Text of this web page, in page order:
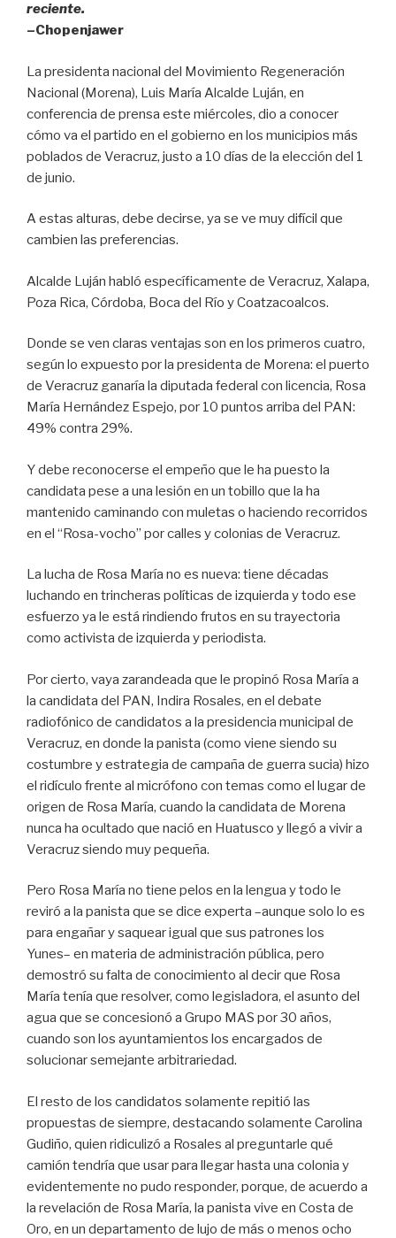
reciente.
–Chopenjawer
La presidenta nacional del Movimiento Regeneración
Nacional (Morena), Luis María Alcalde Luján, en
conferencia de prensa este miércoles, dio a conocer
cómo va el partido en el gobierno en los municipios más
poblados de Veracruz, justo a 10 días de la elección del 1
de junio.
A estas alturas, debe decirse, ya se ve muy difícil que
cambien las preferencias.
Alcalde Luján habló específicamente de Veracruz, Xalapa,
Poza Rica, Córdoba, Boca del Río y Coatzacoalcos.
Donde se ven claras ventajas son en los primeros cuatro,
según lo expuesto por la presidenta de Morena: el puerto
de Veracruz ganaría la diputada federal con licencia, Rosa
María Hernández Espejo, por 10 puntos arriba del PAN:
49% contra 29%.
Y debe reconocerse el empeño que le ha puesto la
candidata pese a una lesión en un tobillo que la ha
mantenido caminando con muletas o haciendo recorridos
en el “Rosa-vocho” por calles y colonias de Veracruz.
La lucha de Rosa María no es nueva: tiene décadas
luchando en trincheras políticas de izquierda y todo ese
esfuerzo ya le está rindiendo frutos en su trayectoria
como activista de izquierda y periodista.
Por cierto, vaya zarandeada que le propinó Rosa María a
la candidata del PAN, Indira Rosales, en el debate
radiofónico de candidatos a la presidencia municipal de
Veracruz, en donde la panista (como viene siendo su
costumbre y estrategia de campaña de guerra sucia) hizo
el ridículo frente al micrófono con temas como el lugar de
origen de Rosa María, cuando la candidata de Morena
nunca ha ocultado que nació en Huatusco y llegó a vivir a
Veracruz siendo muy pequeña.
Pero Rosa María no tiene pelos en la lengua y todo le
reviró a la panista que se dice experta –aunque solo lo es
para engañar y saquear igual que sus patrones los
Yunes– en materia de administración pública, pero
demostró su falta de conocimiento al decir que Rosa
María tenía que resolver, como legisladora, el asunto del
agua que se concesionó a Grupo MAS por 30 años,
cuando son los ayuntamientos los encargados de
solucionar semejante arbitrariedad.
El resto de los candidatos solamente repitió las
propuestas de siempre, destacando solamente Carolina
Gudiño, quien ridiculizó a Rosales al preguntarle qué
camión tendría que usar para llegar hasta una colonia y
evidentemente no pudo responder, porque, de acuerdo a
la revelación de Rosa María, la panista vive en Costa de
Oro, en un departamento de lujo de más o menos ocho